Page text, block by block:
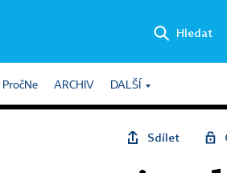
Hledat
PročNe ARCHIV DALŠÍ
Sdílet